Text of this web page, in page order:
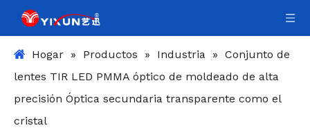
Hogar » Productos » Industria » Conjunto de
lentes TIR LED PMMA óptico de moldeado de alta
precisión Óptica secundaria transparente como el
cristal